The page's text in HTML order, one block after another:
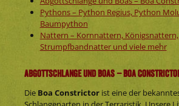
Pythons – Python Regius, Python
Baumpython
Nattern – Kornnattern, Königsnattern,
Strumpfbandnatter und viele mehr
Abgottschlange und Boas – Boa
Die Boa Constrictor ist eine der